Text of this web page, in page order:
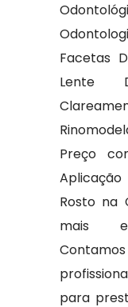
Facetas
Lente
Preço
Rosto na
mais
para